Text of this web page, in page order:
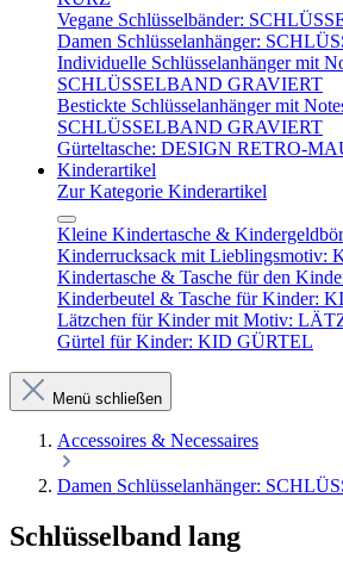
Vegane Schlüsselbänder:
Damen Schlüsselanhänger:
Individuelle Schlüsselanhänger mit
SCHLÜSSELBAND GRAVIERT
Bestickte Schlüsselanhänger mit
SCHLÜSSELBAND GRAVIERT
Gürteltasche: DESIGN RETRO-
Kinderartikel
Zur Kategorie Kinderartikel
Kleine Kindertasche &
Kinderrucksack mit Lieblingsmotiv:
Kindertasche & Tasche für den
Kinderbeutel & Tasche für Kinder:
Lätzchen für Kinder mit Motiv:
Gürtel für Kinder: KID GÜRTEL
Menü schließen
Accessoires & Necessaires
Damen Schlüsselanhänger:
Schlüsselband lang